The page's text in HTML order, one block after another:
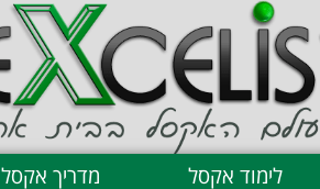
לימוד אקסל מדריך אקסל